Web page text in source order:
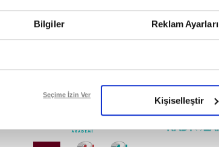
Bilgiler Reklam Ayarları
Seçime İzin Ver
Kişiselleştir